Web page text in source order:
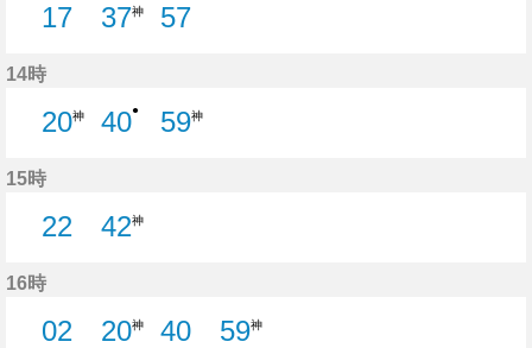
17
37神
57
14時
20神
40● 59神
15時
22
42神
16時
02
20神
40
59神